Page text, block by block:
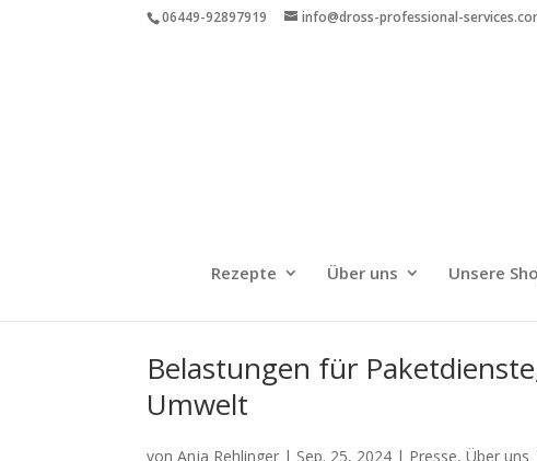
06449-92897919 info@dross-professional-
Rezepte Über uns Unsere
Belastungen für
Umwelt
vonAnja Rehlinger | Sep. 25, 2024 | Presse,Über uns